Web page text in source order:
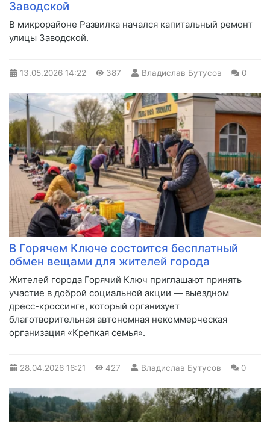
Заводской
В микрорайоне Развилка начался капитальный ремонт
улицы Заводской.
13.05.2026 14:22 387 Владислав Бутусов 0
В Горячем Ключе состоится бесплатный
обмен вещами для жителей города
Жителей города Горячий Ключ приглашают принять
участие в доброй социальной акции — выездном
дресс-кроссинге, который организует
благотворительная автономная некоммерческая
организация «Крепкая семья».
28.04.2026 16:21 427 Владислав Бутусов 0